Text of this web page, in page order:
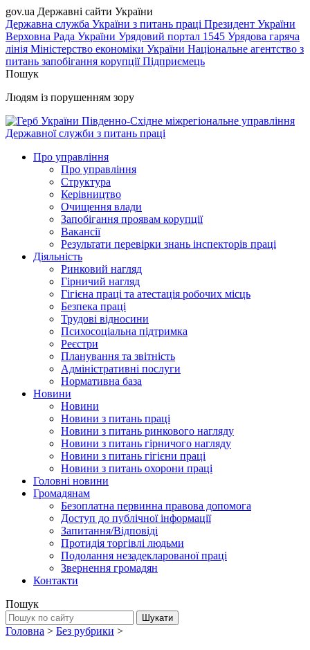
gov.ua Державні сайти України
Державна служба України з питань праці Президент України
Верховна Рада України Урядовий портал 1545 Урядова гаряча
лінія Міністерство економіки України Національне агентство з
питань запобігання корупціїПідприємець
Пошук
Людям із порушенням зору
Південно-Східне міжрегіональне управління
Державної служби з питань праці
Про управління
Про управління
Структура
Керівництво
Очищення влади
Запобігання проявам корупції
Вакансії
Результати перевірки знань інспекторів праці
Діяльність
Ринковий нагляд
Гірничий нагляд
Гігієна праці та атестація робочих місць
Безпека праці
Трудові відносини
Психосоціальна підтримка
Реєстри
Планування та звітність
Адміністративні послуги
Нормативна база
Новини
Новини
Новини з питань праці
Новини з питань ринкового нагляду
Новини з питань гірничого нагляду
Новини з питань гігієни праці
Новини з питань охорони праці
Головні новини
Громадянам
Безоплатна первинна правова допомога
Доступ до публічної інформації
Запитання/Відповіді
Протидія торгівлі людьми
Подолання незадекларованої праці
Звернення громадян
Контакти
Пошук
Головна > Без рубрики >